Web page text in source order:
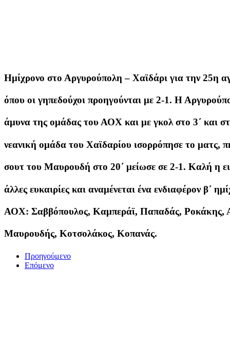
Ημίχρονο στο Αργυρούπολη – Χαϊδάρι για την 25η
όπου οι γηπεδούχοι προηγούνται με 2-1. Η
άμυνα της ομάδας του ΑΟΧ και με γκολ στο 3΄ και
νεανική ομάδα του Χαϊδαρίου ισορρόπησε το ματς,
σουτ του Μαυρουδή στο 20΄ μείωσε σε 2-1. Καλή η
άλλες ευκαιρίες και αναμένεται ένα ενδιαφέρον β΄
ΑΟΧ: Σαββόπουλος, Καμπεράϊ, Παπαδάς, Ροκάκης,
Μαυρουδής, Κοτσολάκος, Κοπανάς.
Προηγούμενο
Επόμενο